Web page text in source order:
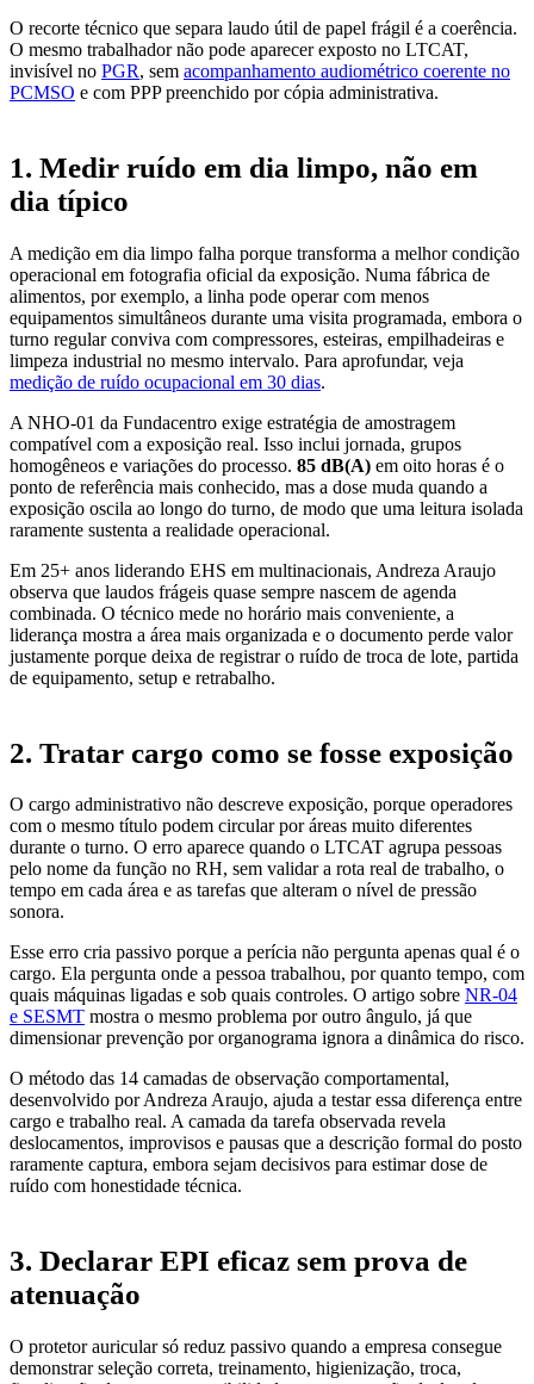
O recorte técnico que separa laudo útil de papel frágil é a coerência.
O mesmo trabalhador não pode aparecer exposto no LTCAT,
invisível no PGR, sem acompanhamento audiométrico coerente no
PCMSO e com PPP preenchido por cópia administrativa.
1. Medir ruído em dia limpo, não em
dia típico
A medição em dia limpo falha porque transforma a melhor condição
operacional em fotografia oficial da exposição. Numa fábrica de
alimentos, por exemplo, a linha pode operar com menos
equipamentos simultâneos durante uma visita programada, embora o
turno regular conviva com compressores, esteiras, empilhadeiras e
limpeza industrial no mesmo intervalo. Para aprofundar, veja
medição de ruído ocupacional em 30 dias.
A NHO-01 da Fundacentro exige estratégia de amostragem
compatível com a exposição real. Isso inclui jornada, grupos
homogêneos e variações do processo. 85 dB(A) em oito horas é o
ponto de referência mais conhecido, mas a dose muda quando a
exposição oscila ao longo do turno, de modo que uma leitura isolada
raramente sustenta a realidade operacional.
Em 25+ anos liderando EHS em multinacionais, Andreza Araujo
observa que laudos frágeis quase sempre nascem de agenda
combinada. O técnico mede no horário mais conveniente, a
liderança mostra a área mais organizada e o documento perde valor
justamente porque deixa de registrar o ruído de troca de lote, partida
de equipamento, setup e retrabalho.
2. Tratar cargo como se fosse exposição
O cargo administrativo não descreve exposição, porque operadores
com o mesmo título podem circular por áreas muito diferentes
durante o turno. O erro aparece quando o LTCAT agrupa pessoas
pelo nome da função no RH, sem validar a rota real de trabalho, o
tempo em cada área e as tarefas que alteram o nível de pressão
sonora.
Esse erro cria passivo porque a perícia não pergunta apenas qual é o
cargo. Ela pergunta onde a pessoa trabalhou, por quanto tempo, com
quais máquinas ligadas e sob quais controles. O artigo sobre NR-04
e SESMT mostra o mesmo problema por outro ângulo, já que
dimensionar prevenção por organograma ignora a dinâmica do risco.
O método das 14 camadas de observação comportamental,
desenvolvido por Andreza Araujo, ajuda a testar essa diferença entre
cargo e trabalho real. A camada da tarefa observada revela
deslocamentos, improvisos e pausas que a descrição formal do posto
raramente captura, embora sejam decisivos para estimar dose de
ruído com honestidade técnica.
3. Declarar EPI eficaz sem prova de
atenuação
O protetor auricular só reduz passivo quando a empresa consegue
demonstrar seleção correta, treinamento, higienização, troca,